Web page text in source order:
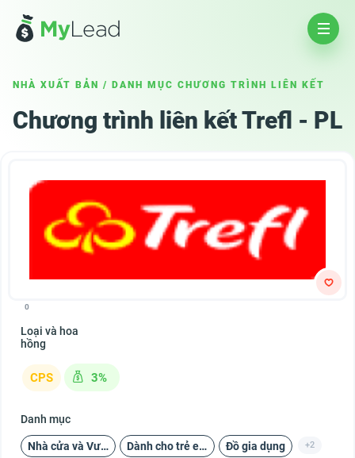
NHÀ XUẤT BẢN / DANH MỤC CHƯƠNG TRÌNH LIÊN KẾT
Chương trình liên kết Trefl - PL
0
Loại và hoa
hồng
CPS 3%
Danh mục
Nhà cửa và Vườn Dành cho trẻ em Đồ gia dụng +2